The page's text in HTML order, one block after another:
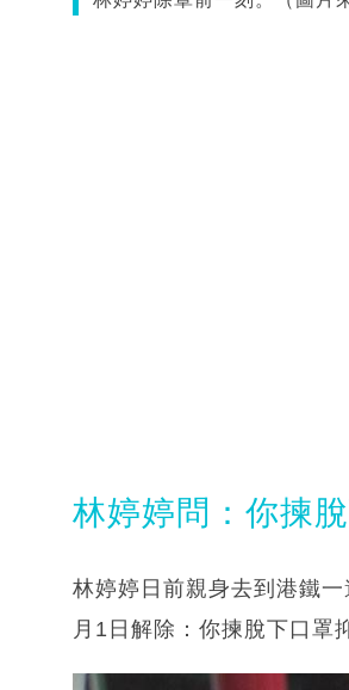
林婷婷問：你揀
林婷婷日前親身去到港鐵
月1日解除：你揀脫下口罩